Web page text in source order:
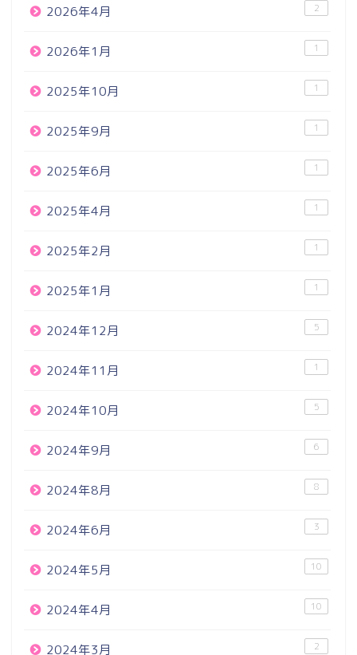
2026年4月 2
2026年1月 1
2025年10月 1
2025年9月 1
2025年6月 1
2025年4月 1
2025年2月 1
2025年1月 1
2024年12月 5
2024年11月 1
2024年10月 5
2024年9月 6
2024年8月 8
2024年6月 3
2024年5月 10
2024年4月 10
2024年3月 2